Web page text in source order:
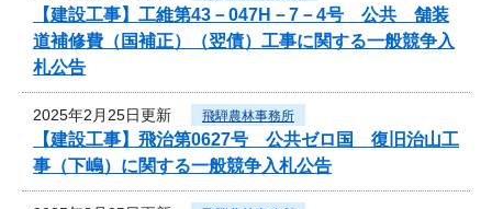
【建設工事】工維第43－047H－7－4号 公共 舗装
道補修費（国補正）（翌債）工事に関する一般競争入
札公告
2025年2月25日更新 飛騨農林事務所
【建設工事】飛治第0627号 公共ゼロ国 復旧治山工
事（下嶋）に関する一般競争入札公告